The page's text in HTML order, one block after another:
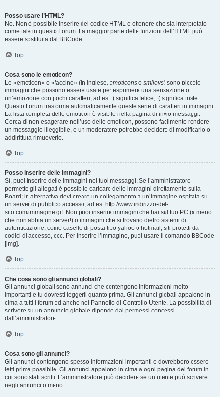
Posso usare l’HTML?
No. Non è possibile inserire del codice HTML e ottenere che sia interpretato
come tale in questo Forum. La maggior parte delle funzioni dell’HTML può
essere sostituita dal BBCode.
Top
Cosa sono le emoticon?
Le «emoticon» o «faccine» (in inglese, emoticons o smileys) sono piccole
immagini che possono essere usate per esprimere una sensazione o
un’emozione con pochi caratteri; ad es. :) significa felice, :( significa triste.
Questo Forum trasforma automaticamente queste serie di caratteri in immagini.
La lista completa delle emoticon è visibile nella pagina di invio messaggi.
Cerca di non esagerare nell’uso delle emoticon, possono facilmente rendere
un messaggio illeggibile, e un moderatore potrebbe decidere di modificarlo o
addirittura rimuoverlo.
Top
Posso inserire delle immagini?
Sì, puoi inserire delle immagini nei tuoi messaggi. Se l’amministratore
permette gli allegati è possibile caricare delle immagini direttamente sulla
Board; in alternativa devi creare un collegamento a un’immagine ospitata su
un server di pubblico accesso, ad es. http://www.indirizzo-del-
sito.com/immagine.gif. Non puoi inserire immagini che hai sul tuo PC (a meno
che non abbia un server!) o immagini che si trovano dietro sistemi di
autenticazione, come caselle di posta tipo yahoo o hotmail, siti protetti da
codici di accesso, ecc. Per inserire l’immagine, puoi usare il comando BBCode
[img].
Top
Che cosa sono gli annunci globali?
Gli annunci globali sono annunci che contengono informazioni molto
importanti e tu dovresti leggerli quanto prima. Gli annunci globali appaiono in
cima a tutti i forum ed anche nel Pannello di Controllo Utente. La possibilità di
scrivere su un annuncio globale dipende dai permessi concessi
dall’amministratore.
Top
Cosa sono gli annunci?
Gli annunci contengono spesso informazioni importanti e dovrebbero essere
letti prima possibile. Gli annunci appaiono in cima a ogni pagina del forum in
cui sono stati scritti. L’amministratore può decidere se un utente può scrivere
negli annunci o meno.